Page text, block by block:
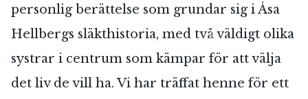
personlig berättelse som grundar sig i Åsa
Hellbergs släkthistoria, med två väldigt olika
systrar i centrum som kämpar för att välja
det liv de vill ha. Vi har träffat henne för ett